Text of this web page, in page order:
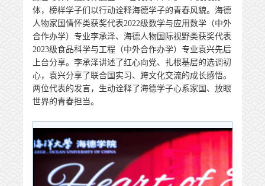
体，榜样学子们以行动诠释海德学子的青春风貌。海德
人物家国情怀类获奖代表2022级数学与应用数学（中外
合作办学）专业李承泽、海德人物国际视野类获奖代表
2023级食品科学与工程（中外合作办学）专业袁兴先后
上台分享。李承泽讲述了红心向党、扎根基层的选调初
心，袁兴分享了联合国实习、跨文化交流的成长感悟。
两位代表的发言，生动诠释了海德学子心系家国、放眼
世界的青春担当。